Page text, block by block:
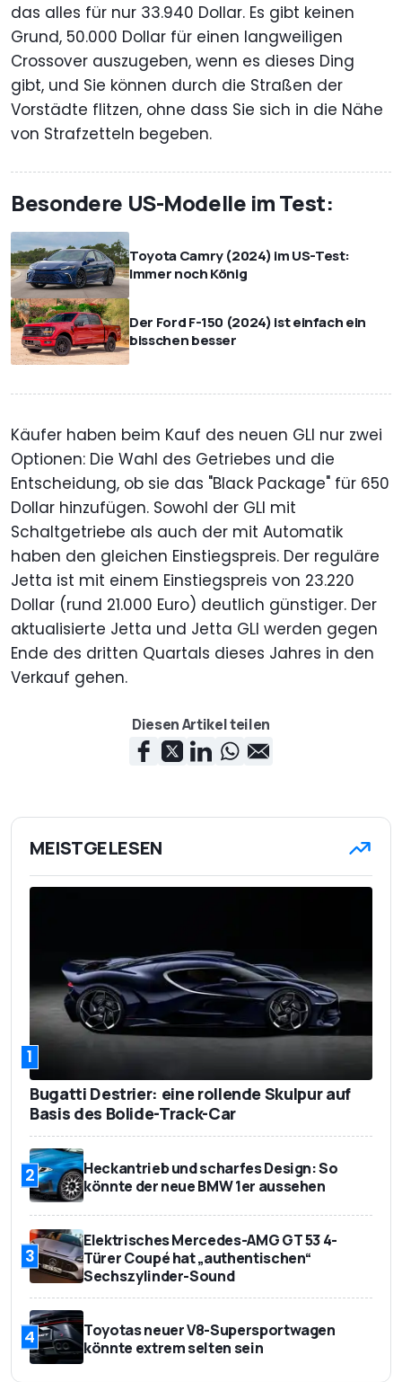
das alles für nur 33.940 Dollar. Es gibt keinen
Grund, 50.000 Dollar für einen langweiligen
Crossover auszugeben, wenn es dieses Ding
gibt, und Sie können durch die Straßen der
Vorstädte flitzen, ohne dass Sie sich in die Nähe
von Strafzetteln begeben.
Besondere US-Modelle im Test:
Toyota Camry (2024) im US-Test:
Immer noch König
Der Ford F-150 (2024) ist einfach ein
bisschen besser
Käufer haben beim Kauf des neuen GLI nur zwei
Optionen: Die Wahl des Getriebes und die
Entscheidung, ob sie das "Black Package" für 650
Dollar hinzufügen. Sowohl der GLI mit
Schaltgetriebe als auch der mit Automatik
haben den gleichen Einstiegspreis. Der reguläre
Jetta ist mit einem Einstiegspreis von 23.220
Dollar (rund 21.000 Euro) deutlich günstiger. Der
aktualisierte Jetta und Jetta GLI werden gegen
Ende des dritten Quartals dieses Jahres in den
Verkauf gehen.
Diesen Artikel teilen
MEISTGELESEN
1
Bugatti Destrier: eine rollende Skulpur auf
Basis des Bolide-Track-Car
2
Heckantrieb und scharfes Design: So
könnte der neue BMW 1er aussehen
3
Elektrisches Mercedes-AMG GT 53 4-
Türer Coupé hat „authentischen“
Sechszylinder-Sound
4
Toyotas neuer V8-Supersportwagen
könnte extrem selten sein